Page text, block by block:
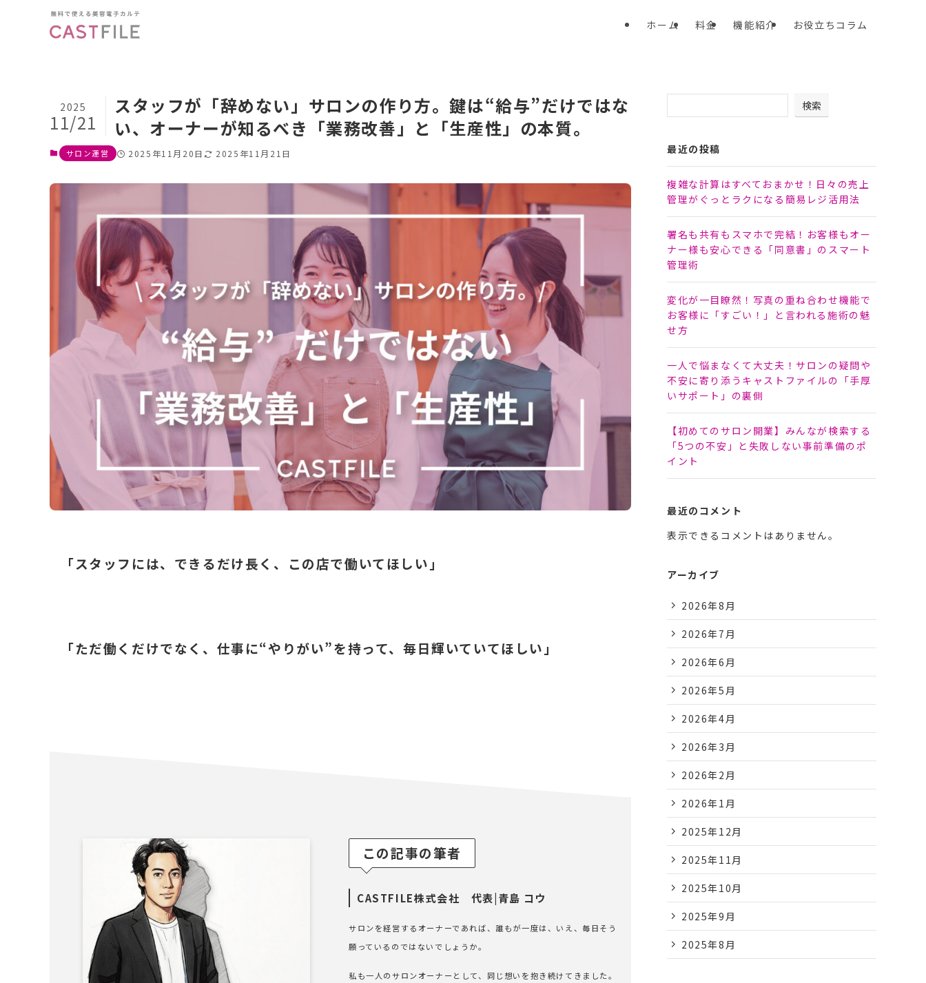
ホーム 料金 機能紹介 お役立ちコラム
スタッフが「辞めない」サロンの作り方。鍵は“給与”だけではな
い、オーナーが知るべき「業務改善」と「生産性」の本質。
2025
11/21
サロン運営 2025年11月20日 2025年11月21日
「スタッフには、できるだけ長く、この店で働いてほしい」
「ただ働くだけでなく、仕事に“やりがい”を持って、毎日輝いていてほしい」
この記事の筆者
CASTFILE株式会社 代表|青島 コウ
サロンを経営するオーナーであれば、誰もが一度は、いえ、毎日そう
願っているのではないでしょうか。
私も一人のサロンオーナーとして、同じ想いを抱き続けてきました。
検索
最近の投稿
複雑な計算はすべておまかせ！日々の売上
管理がぐっとラクになる簡易レジ活用法
署名も共有もスマホで完結！お客様もオー
ナー様も安心できる「同意書」のスマート
管理術
変化が一目瞭然！写真の重ね合わせ機能で
お客様に「すごい！」と言われる施術の魅
せ方
一人で悩まなくて大丈夫！サロンの疑問や
不安に寄り添うキャストファイルの「手厚
いサポート」の裏側
【初めてのサロン開業】みんなが検索する
「5つの不安」と失敗しない事前準備のポ
イント
最近のコメント
表示できるコメントはありません。
アーカイブ
2026年8月
2026年7月
2026年6月
2026年5月
2026年4月
2026年3月
2026年2月
2026年1月
2025年12月
2025年11月
2025年10月
2025年9月
2025年8月